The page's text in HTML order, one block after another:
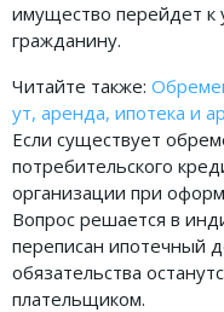
имущество перейдет к
гражданину.
Читайте также:
ут, аренда, ипотека и
Если существует
потребительского
организации при
Вопрос решается в
переписан ипотечный
обязательства
плательщиком.